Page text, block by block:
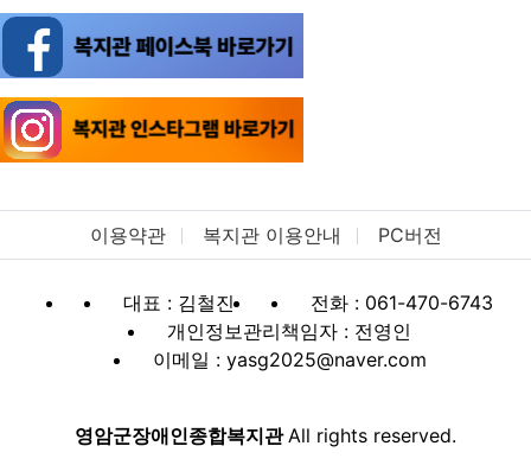
이용약관 복지관 이용안내 PC버전
대표 : 김철진
전화 : 061-470-6743
개인정보관리책임자 : 전영인
이메일 : yasg2025@naver.com
영암군장애인종합복지관All rights reserved.